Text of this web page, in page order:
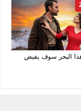
البحر سوف يفيض